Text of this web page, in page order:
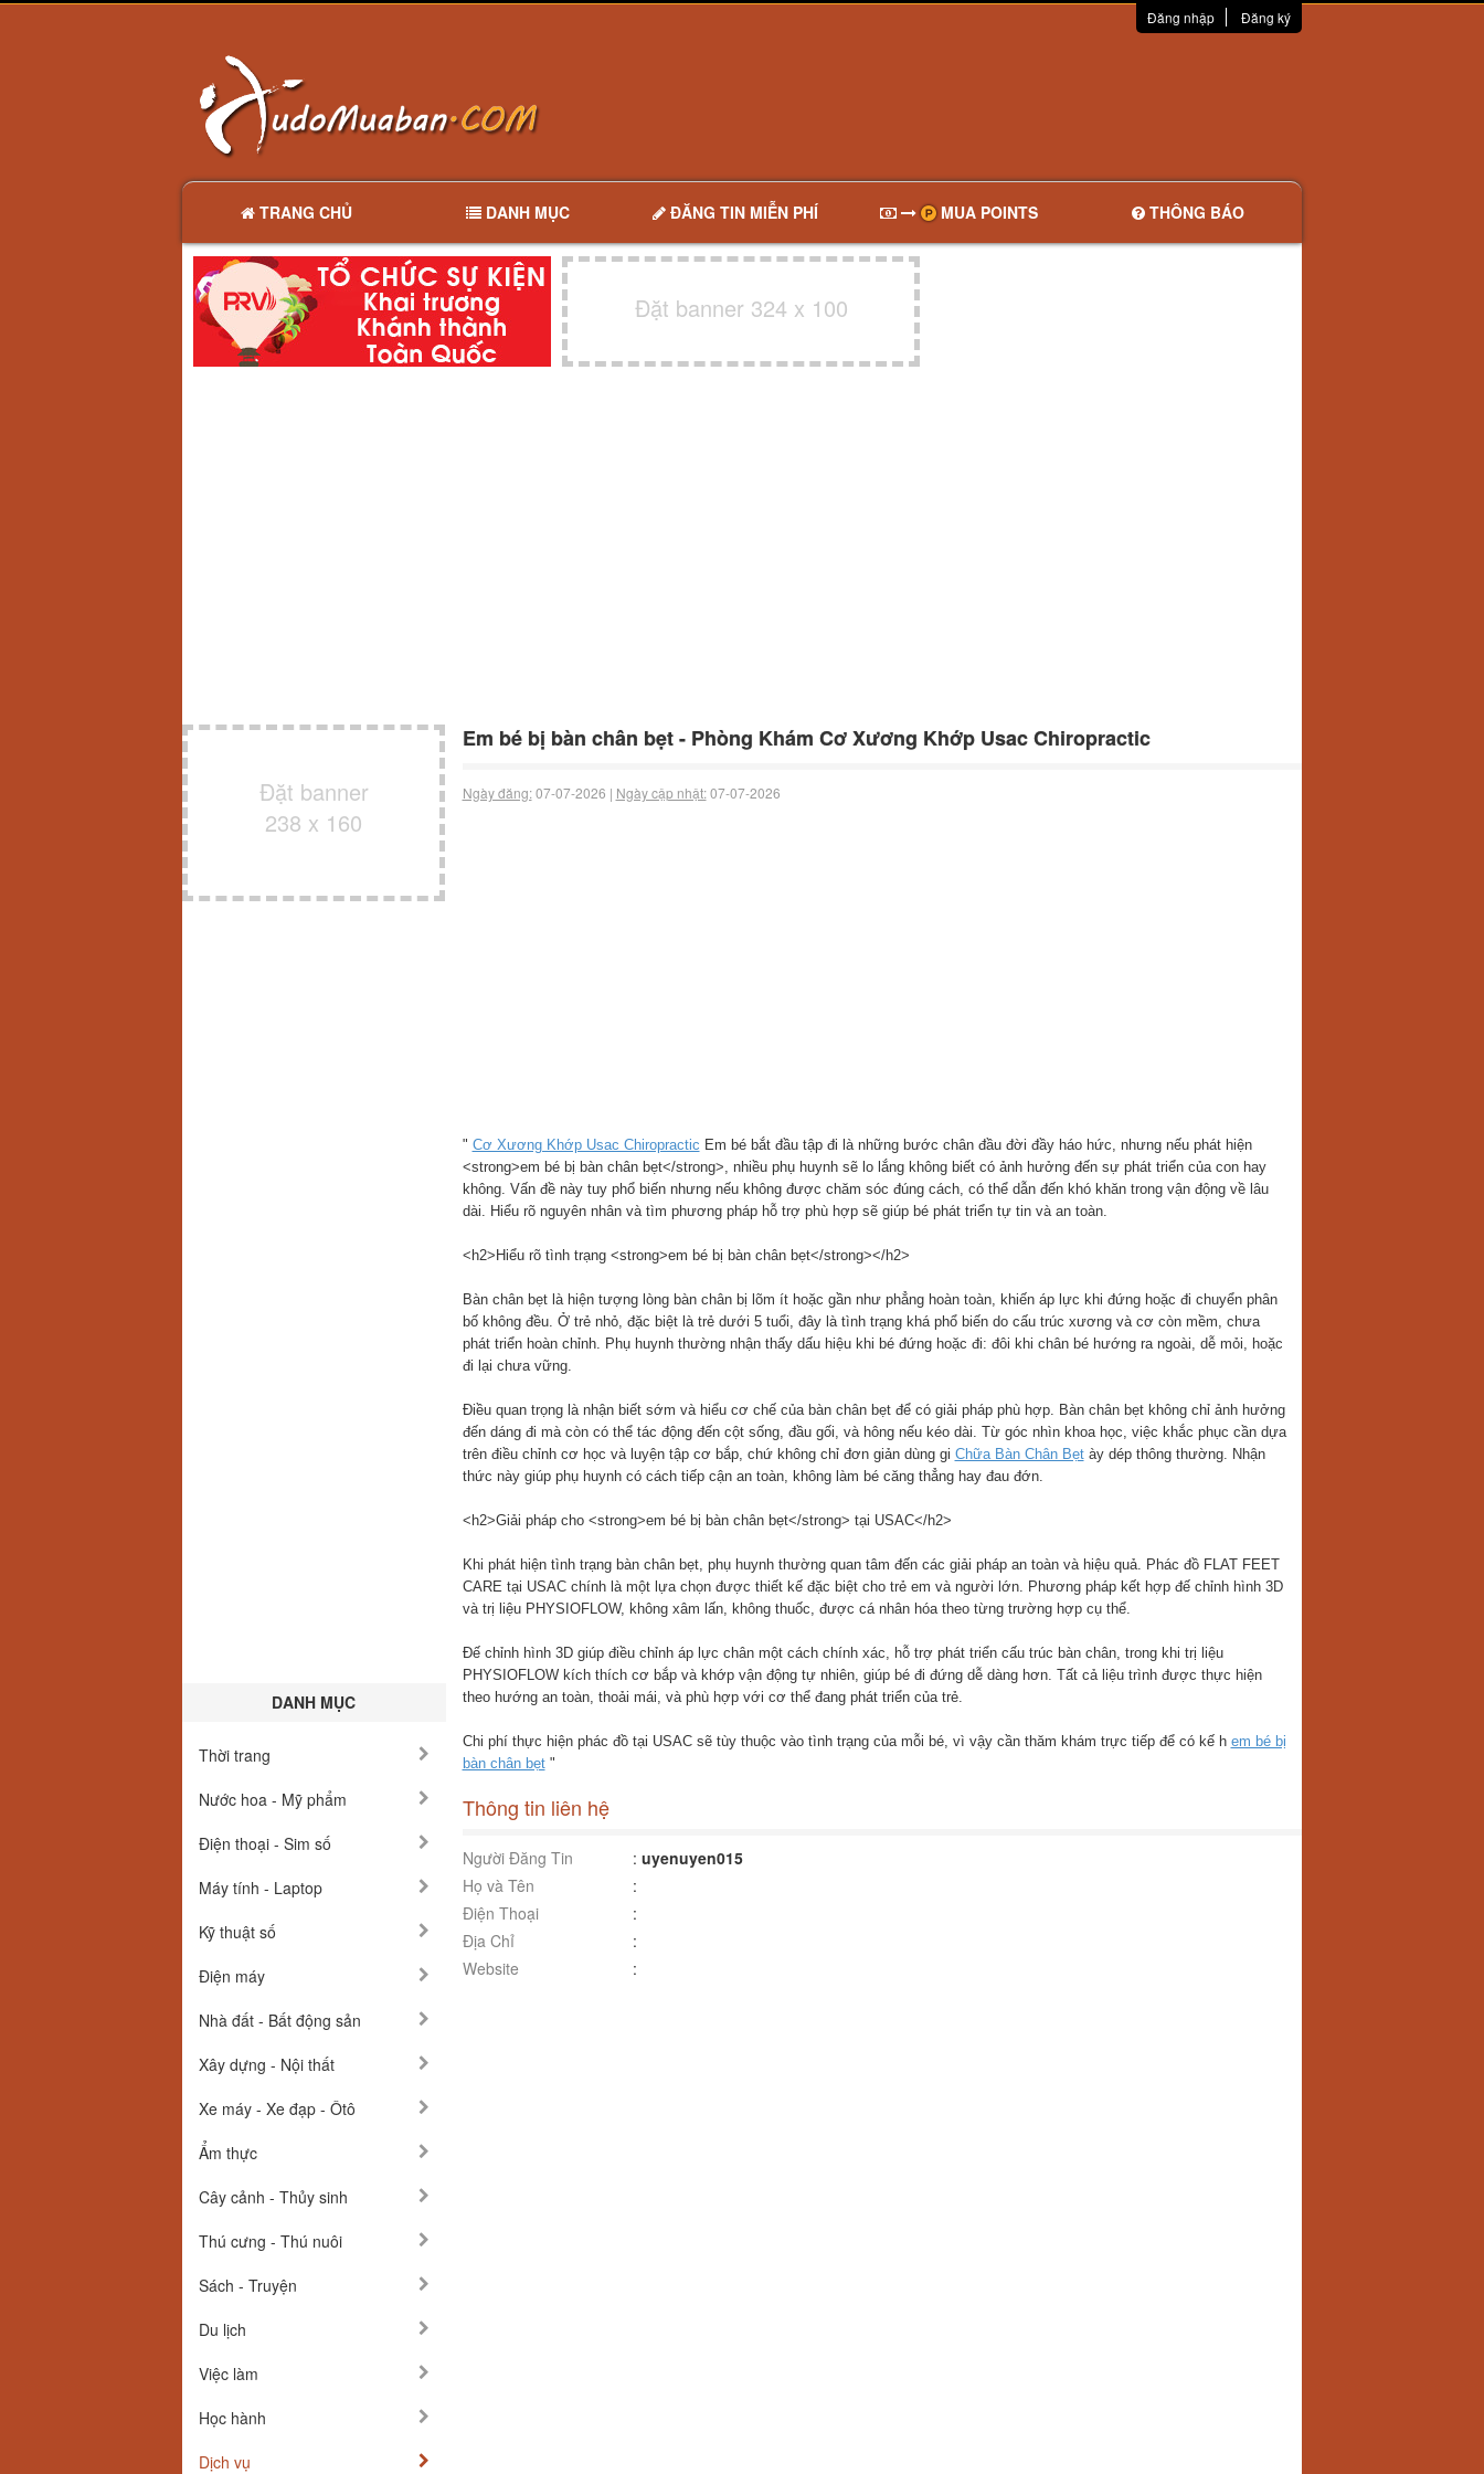
Đăng nhập Đăng ký
TRANG CHỦ DANH MỤC ĐĂNG TIN MIỄN PHÍ MUA POINTS THÔNG BÁO
Đặt banner 324 x 100
Đặt banner
238 x 160
DANH MỤC
Thời trang
Nước hoa - Mỹ phẩm
Điện thoại - Sim số
Máy tính - Laptop
Kỹ thuật số
Điện máy
Nhà đất - Bất động sản
Xây dựng - Nội thất
Xe máy - Xe đạp - Ôtô
Ẩm thực
Cây cảnh - Thủy sinh
Thú cưng - Thú nuôi
Sách - Truyện
Du lịch
Việc làm
Học hành
Dịch vụ
Em bé bị bàn chân bẹt - Phòng Khám Cơ Xương Khớp Usac Chiropractic
Ngày đăng:07-07-2026 | Ngày cập nhật:07-07-2026
" Cơ Xương Khớp Usac Chiropractic Em bé bắt đầu tập đi là những bước chân đầu đời đầy háo hức, nhưng nếu phát hiện
<strong>em bé bị bàn chân bẹt</strong>, nhiều phụ huynh sẽ lo lắng không biết có ảnh hưởng đến sự phát triển của con hay
không. Vấn đề này tuy phổ biến nhưng nếu không được chăm sóc đúng cách, có thể dẫn đến khó khăn trong vận động về lâu
dài. Hiểu rõ nguyên nhân và tìm phương pháp hỗ trợ phù hợp sẽ giúp bé phát triển tự tin và an toàn.
<h2>Hiểu rõ tình trạng <strong>em bé bị bàn chân bẹt</strong></h2>
Bàn chân bẹt là hiện tượng lòng bàn chân bị lõm ít hoặc gần như phẳng hoàn toàn, khiến áp lực khi đứng hoặc đi chuyển phân
bố không đều. Ở trẻ nhỏ, đặc biệt là trẻ dưới 5 tuổi, đây là tình trạng khá phổ biến do cấu trúc xương và cơ còn mềm, chưa
phát triển hoàn chỉnh. Phụ huynh thường nhận thấy dấu hiệu khi bé đứng hoặc đi: đôi khi chân bé hướng ra ngoài, dễ mỏi, hoặc
đi lại chưa vững.
Điều quan trọng là nhận biết sớm và hiểu cơ chế của bàn chân bẹt để có giải pháp phù hợp. Bàn chân bẹt không chỉ ảnh hưởng
đến dáng đi mà còn có thể tác động đến cột sống, đầu gối, và hông nếu kéo dài. Từ góc nhìn khoa học, việc khắc phục cần dựa
trên điều chỉnh cơ học và luyện tập cơ bắp, chứ không chỉ đơn giản dùng gi Chữa Bàn Chân Bẹtày dép thông thường. Nhận
thức này giúp phụ huynh có cách tiếp cận an toàn, không làm bé căng thẳng hay đau đớn.
<h2>Giải pháp cho <strong>em bé bị bàn chân bẹt</strong> tại USAC</h2>
Khi phát hiện tình trạng bàn chân bẹt, phụ huynh thường quan tâm đến các giải pháp an toàn và hiệu quả. Phác đồ FLAT FEET
CARE tại USAC chính là một lựa chọn được thiết kế đặc biệt cho trẻ em và người lớn. Phương pháp kết hợp đế chỉnh hình 3D
và trị liệu PHYSIOFLOW, không xâm lấn, không thuốc, được cá nhân hóa theo từng trường hợp cụ thể.
Đế chỉnh hình 3D giúp điều chỉnh áp lực chân một cách chính xác, hỗ trợ phát triển cấu trúc bàn chân, trong khi trị liệu
PHYSIOFLOW kích thích cơ bắp và khớp vận động tự nhiên, giúp bé đi đứng dễ dàng hơn. Tất cả liệu trình được thực hiện
theo hướng an toàn, thoải mái, và phù hợp với cơ thể đang phát triển của trẻ.
Chi phí thực hiện phác đồ tại USAC sẽ tùy thuộc vào tình trạng của mỗi bé, vì vậy cần thăm khám trực tiếp để có kế h em bé bị
bàn chân bẹt"
Thông tin liên hệ
Người Đăng Tin : uyenuyen015
Họ và Tên
:
Điện Thoại
:
Địa Chỉ
:
Website
: